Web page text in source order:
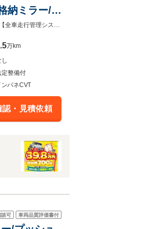
納ミラー/社
お客様に合ったお支払いプランをご提案させていただきます。【総額39.8万～在庫台数200台以上！！】【全車走行管理システムチェック・カーセンサー認定AIＳの認定書】
万km
定整備付
ンパネCVT
認・見積依頼
談可 車両品質評価書付